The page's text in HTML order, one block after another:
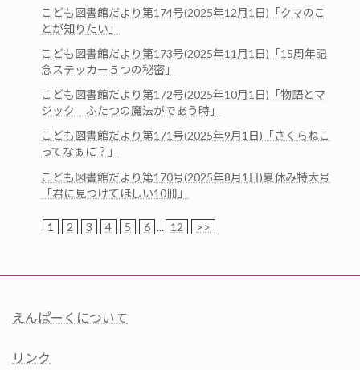
こども図書館だより第174号(2025年12月1日)「クマのこ
とが知りたい」
こども図書館だより第173号(2025年11月1日)「15周年記
念ステッカー５つの秘密」
こども図書館だより第172号(2025年10月1日)「物語とマ
ジック ふたつの魔法がであう時」
こども図書館だより第171号(2025年9月1日)「さくらねこ
ってなぁに？」
こども図書館だより第170号(2025年8月1日)夏休み特大号
「君に見つけてほしい10冊」
1 2 3 4 5 6 ... 12 >>
えんぱーくについて
リンク